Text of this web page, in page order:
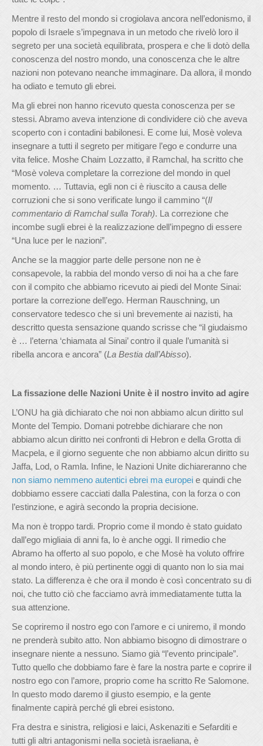
Mentre il resto del mondo si crogiolava ancora nell’edonismo, il
popolo di Israele s’impegnava in un metodo che rivelò loro il
segreto per una società equilibrata, prospera e che li dotò della
conoscenza del nostro mondo, una conoscenza che le altre
nazioni non potevano neanche immaginare. Da allora, il mondo
ha odiato e temuto gli ebrei.
Ma gli ebrei non hanno ricevuto questa conoscenza per se
stessi. Abramo aveva intenzione di condividere ciò che aveva
scoperto con i contadini babilonesi. E come lui, Mosè voleva
insegnare a tutti il segreto per mitigare l’ego e condurre una
vita felice. Moshe Chaim Lozzatto, il Ramchal, ha scritto che
“Mosè voleva completare la correzione del mondo in quel
momento. … Tuttavia, egli non ci è riuscito a causa delle
corruzioni che si sono verificate lungo il cammino “(Il
commentario di Ramchal sulla Torah). La correzione che
incombe sugli ebrei è la realizzazione dell’impegno di essere
“Una luce per le nazioni”.
Anche se la maggior parte delle persone non ne è
consapevole, la rabbia del mondo verso di noi ha a che fare
con il compito che abbiamo ricevuto ai piedi del Monte Sinai:
portare la correzione dell’ego. Herman Rauschning, un
conservatore tedesco che si unì brevemente ai nazisti, ha
descritto questa sensazione quando scrisse che “il giudaismo
è … l’eterna ‘chiamata al Sinai’ contro il quale l’umanità si
ribella ancora e ancora” (La Bestia dall’Abisso).
La fissazione delle Nazioni Unite è il nostro invito ad agire
L’ONU ha già dichiarato che noi non abbiamo alcun diritto sul
Monte del Tempio. Domani potrebbe dichiarare che non
abbiamo alcun diritto nei confronti di Hebron e della Grotta di
Macpela, e il giorno seguente che non abbiamo alcun diritto su
Jaffa, Lod, o Ramla. Infine, le Nazioni Unite dichiareranno che
non siamo nemmeno autentici ebrei ma europei e quindi che
dobbiamo essere cacciati dalla Palestina, con la forza o con
l’estinzione, e agirà secondo la propria decisione.
Ma non è troppo tardi. Proprio come il mondo è stato guidato
dall’ego migliaia di anni fa, lo è anche oggi. Il rimedio che
Abramo ha offerto al suo popolo, e che Mosè ha voluto offrire
al mondo intero, è più pertinente oggi di quanto non lo sia mai
stato. La differenza è che ora il mondo è così concentrato su di
noi, che tutto ciò che facciamo avrà immediatamente tutta la
sua attenzione.
Se copriremo il nostro ego con l’amore e ci uniremo, il mondo
ne prenderà subito atto. Non abbiamo bisogno di dimostrare o
insegnare niente a nessuno. Siamo già “l’evento principale”.
Tutto quello che dobbiamo fare è fare la nostra parte e coprire il
nostro ego con l’amore, proprio come ha scritto Re Salomone.
In questo modo daremo il giusto esempio, e la gente
finalmente capirà perché gli ebrei esistono.
Fra destra e sinistra, religiosi e laici, Askenaziti e Sefarditi e
tutti gli altri antagonismi nella società israeliana, è